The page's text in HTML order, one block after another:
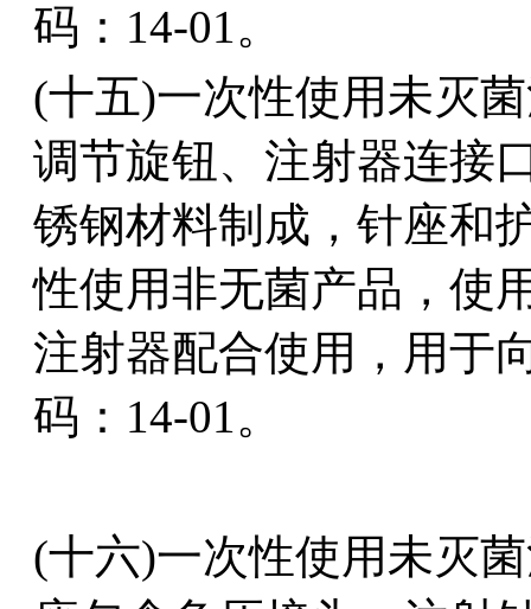
码：14-01。
(十五)一次性使用未灭
调节旋钮、注射器连接
锈钢材料制成，针座和
性使用非无菌产品，使
注射器配合使用，用于
码：14-01。
(十六)一次性使用未灭